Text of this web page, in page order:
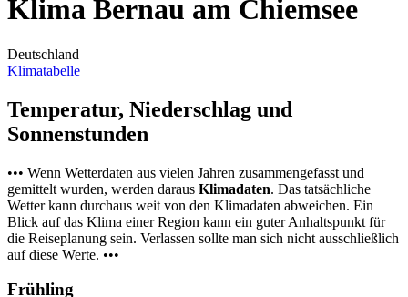
Klima Bernau am Chiemsee
Deutschland
Klimatabelle
Temperatur, Niederschlag und
Sonnenstunden
••• Wenn Wetterdaten aus vielen Jahren zusammengefasst und
gemittelt wurden, werden daraus Klimadaten. Das tatsächliche
Wetter kann durchaus weit von den Klimadaten abweichen. Ein
Blick auf das Klima einer Region kann ein guter Anhaltspunkt für
die Reiseplanung sein. Verlassen sollte man sich nicht ausschließlich
auf diese Werte. •••
Frühling